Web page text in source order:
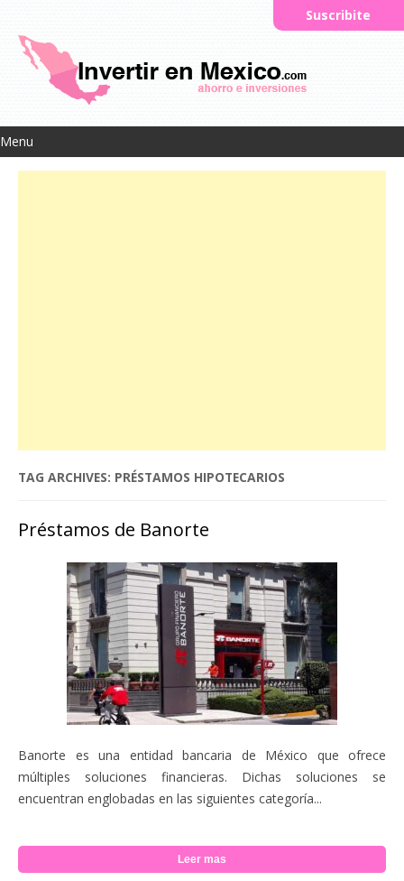
Menu
Suscribite
TAG ARCHIVES: PRÉSTAMOS HIPOTECARIOS
Préstamos de Banorte
Banorte es una entidad bancaria de México que ofrece
múltiples soluciones financieras. Dichas soluciones se
encuentran englobadas en las siguientes categoría...
Leer mas